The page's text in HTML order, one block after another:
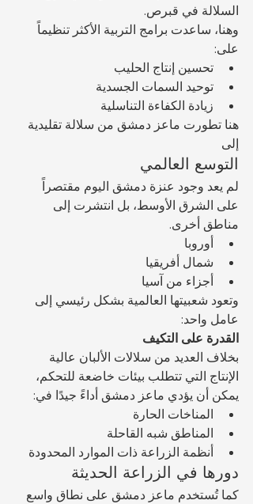
السلالة في قبرص.
وهنا، ساعدت برامج التربية الأكثر تنظيماً
على:
تحسين إنتاج الحليب
توحيد السمات الجسدية
زيادة الكفاءة التناسلية
هنا تطورت ماعز دمشق من سلالة تقليدية
إلى
التوسع العالمي
لم يعد وجود عنزة دمشق اليوم مقتصراً
على الشرق الأوسط، بل انتشرت إلى
مناطق أخرى.
أوروبا
شمال أفريقيا
أجزاء من آسيا
وتعود شعبيتها العالمية بشكل رئيسي إلى
عامل واحد:
القدرة على التكيف
بخلاف العديد من سلالات الألبان عالية
الإنتاج التي تتطلب بيئات خاضعة للتحكم،
يمكن أن يؤدي ماعز دمشق أداءً جيدًا في:
المناخات الحارة
المناطق شبه القاحلة
أنظمة الزراعة ذات الموارد المحدودة
دورها في الزراعة الحديثة
كما تُستخدم ماعز دمشق على نطاق واسع